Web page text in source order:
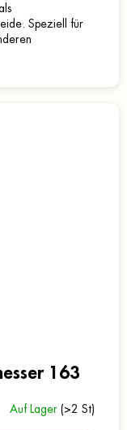
Speziell für
163
Auf Lager (>2 St)